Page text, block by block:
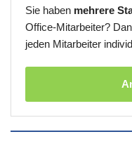
Sie haben mehrere
Office-Mitarbeiter?
jeden Mitarbeiter